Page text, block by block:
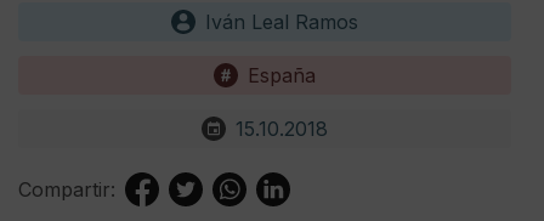
Iván Leal Ramos
España
15.10.2018
Compartir: